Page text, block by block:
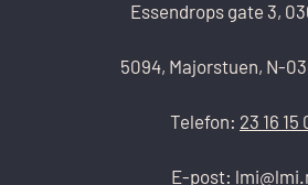
Essendrops gate 3,
5094, Majorstuen, N-
Telefon: 23 16 15
E-post: